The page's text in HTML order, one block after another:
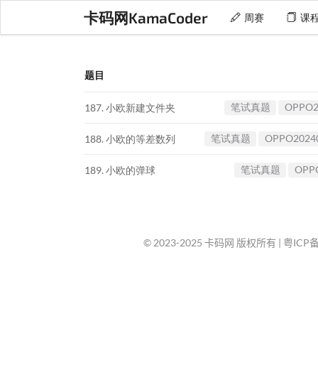
卡码网KamaCoder 周赛 课
题目
187. 小欧新建文件夹 笔试真题
188. 小欧的等差数列 笔试真题
189. 小欧的弹球 笔试真题
© 2023-2025 卡码网 版权所有 | 粤ICP